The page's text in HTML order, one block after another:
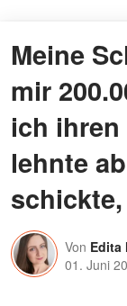
Meine
mir
ich
lehnte
Von Edita
01. Juni